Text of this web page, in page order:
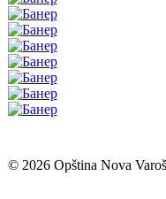
© 2026 Opština Nova